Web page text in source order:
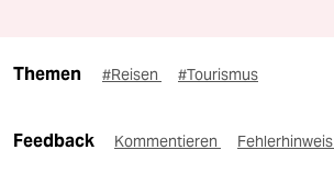
Themen #Reisen #Tourismus
Feedback Kommentieren Fehlerhinweis